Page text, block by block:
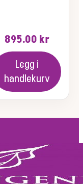
895.00 kr
Legg i
handlekurv